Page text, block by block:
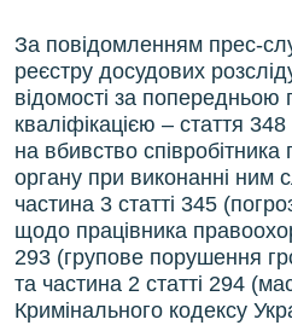
За повідомленням прес-
реєстру досудових
відомості за
кваліфікацією – стаття
на вбивство
органу при виконанні ним
частина 3 статті 345
щодо працівника
293 (групове порушення
та частина 2 статті 294
Кримінального кодексу